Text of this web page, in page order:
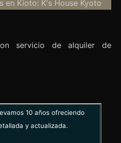
servicio de alquiler de
10 años ofreciendo
y actualizada.